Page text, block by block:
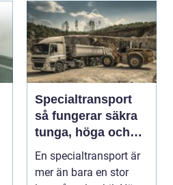
Specialtransport
så fungerar säkra
tunga, höga och
breda transporter
En specialtransport är
mer än bara en stor